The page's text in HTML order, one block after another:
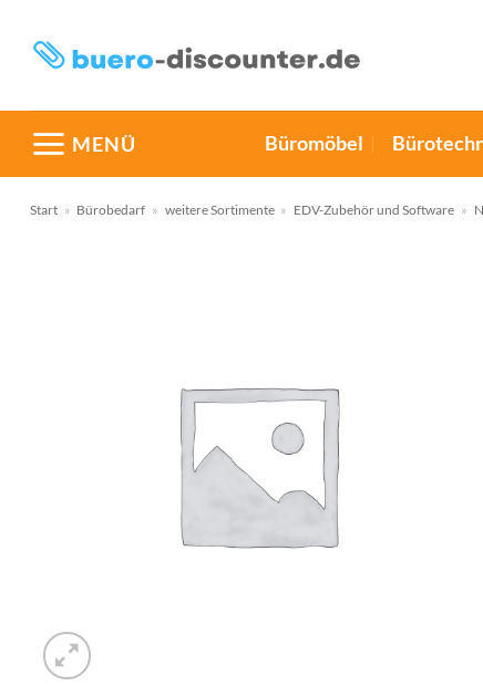
Inhalt
springen
MENÜ Büromöbel
Start » Bürobedarf » weitere Sortimente » EDV-Zubehör und Software »